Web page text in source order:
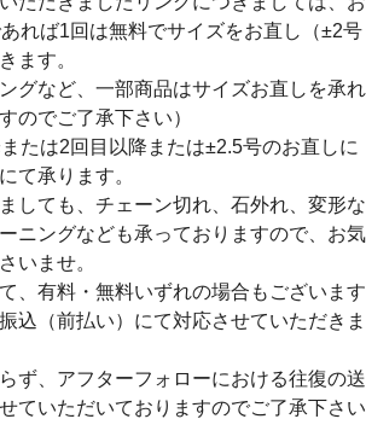
れば1回は無料でサイズをお直し（±2号
ます。
グなど、一部商品はサイズお直しを承れ
のでご了承下さい）
たは2回目以降または±2.5号のお直しに
て承ります。
しても、チェーン切れ、石外れ、変形な
ニングなども承っておりますので、お気
いませ。
、有料・無料いずれの場合もございます
込（前払い）にて対応させていただきま
ず、アフターフォローにおける往復の送
ていただいておりますのでご了承下さい